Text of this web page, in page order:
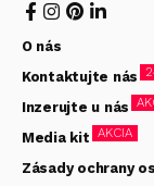
O nás
Kontaktujte nás
Inzerujte u nás
Media kit AKCIA
Zásady ochrany